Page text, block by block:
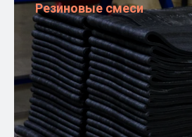
Резиновые смеси